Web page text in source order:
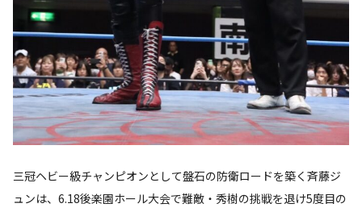
三冠ヘビー級チャンピオンとして盤石の防衛ロードを築く斉藤ジ
ュンは、6.18後楽園ホール大会で難敵・秀樹の挑戦を退け5度目の